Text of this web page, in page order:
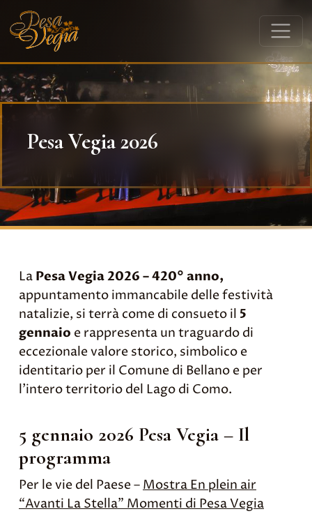
Pesa Vegia 2026
La Pesa Vegia 2026 – 420° anno,
appuntamento immancabile delle festività
natalizie, si terrà come di consueto il 5
gennaio e rappresenta un traguardo di
eccezionale valore storico, simbolico e
identitario per il Comune di Bellano e per
l’intero territorio del Lago di Como.
5 gennaio 2026 Pesa Vegia – Il
programma
Per le vie del Paese –Mostra En plein air
“Avanti La Stella” Momenti di Pesa Vegia